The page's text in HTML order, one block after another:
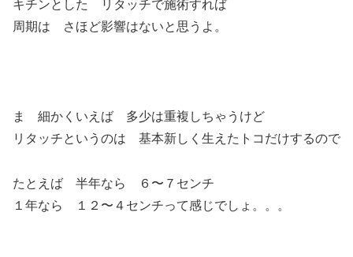
キチンとした リタッチで施術すれば
周期は さほど影響はないと思うよ。
ま 細かくいえば 多少は重複しちゃうけど
リタッチというのは 基本新しく生えたトコだけするので
たとえば 半年なら ６〜７センチ
１年なら １２〜４センチって感じでしょ。。。